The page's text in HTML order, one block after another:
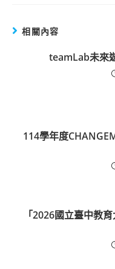
相關內容
teamLab未來
114學年度
「2026國立臺中教